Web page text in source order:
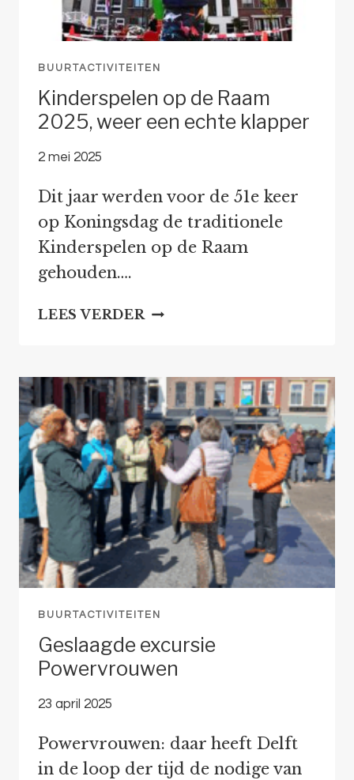
BUURTACTIVITEITEN
Kinderspelen op de Raam
2025, weer een echte klapper
2 mei 2025
Dit jaar werden voor de 51e keer
op Koningsdag de traditionele
Kinderspelen op de Raam
gehouden….
LEES VERDER KINDERSPELEN
2025,
WEER
EEN
ECHTE
KLAPPER
BUURTACTIVITEITEN
Geslaagde excursie
Powervrouwen
23 april 2025
Powervrouwen: daar heeft Delft
in de loop der tijd de nodige van